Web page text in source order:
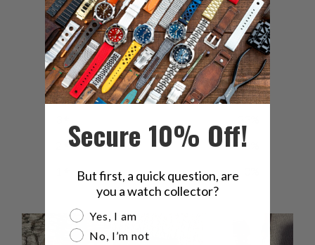
4.2 / 513 reviews
5 62%
4
8%
8
Secure 10% Off!
But first, a quick question, are
you a watch collector?
Are you a watch collector?
Yes, I am
No, I’m not